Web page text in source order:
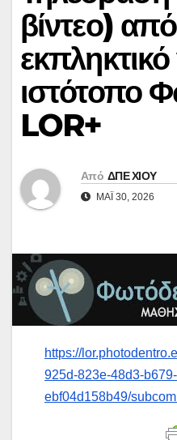
βίντεο)
ιστότοπο
LOR+
Από ΔΠΕ ΧΙΟΥ
ΜΆΙ 30, 2026
https://
925d-823e-48d3-b679-
ebf04d158b49/